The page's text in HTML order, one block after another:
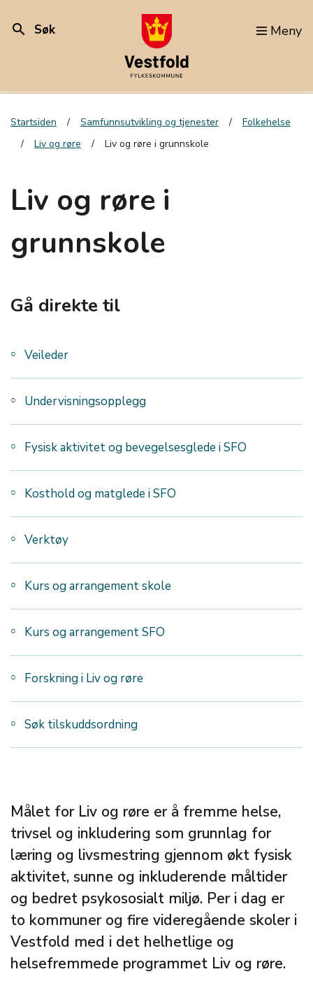
search Søk Meny
Startsiden Samfunnsutvikling og tjenester
Folkehelse
Liv og røre
Liv og røre i grunnskole
Liv og røre i
grunnskole
Gå direkte til
Veileder
Undervisningsopplegg
Fysisk aktivitet og bevegelsesglede i SFO
Kosthold og matglede i SFO
Verktøy
Kurs og arrangement skole
Kurs og arrangement SFO
Forskning i Liv og røre
Søk tilskuddsordning
Målet for Liv og røre er å fremme helse,
trivsel og inkludering som grunnlag for
læring og livsmestring gjennom økt fysisk
aktivitet, sunne og inkluderende måltider
og bedret psykososialt miljø. Per i dag er
to kommuner og fire videregående skoler i
Vestfold med i det helhetlige og
helsefremmede programmet Liv og røre.